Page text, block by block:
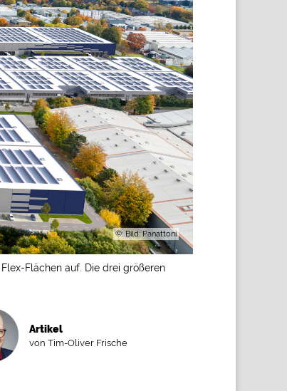
©: Bild: Panattoni
Flächen auf. Die drei größeren
Artikel
von Tim-Oliver Frische